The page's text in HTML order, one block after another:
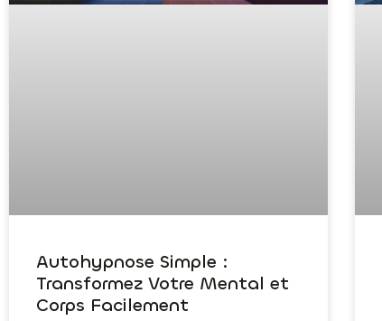
Autohypnose Simple :
Transformez Votre Mental et
Corps Facilement